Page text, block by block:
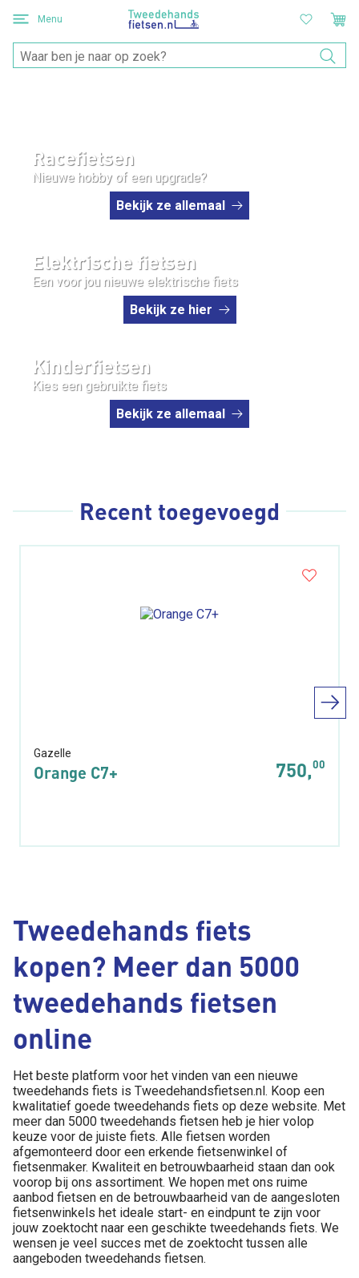
Menu
Racefietsen
Nieuwe hobby of een upgrade?
Bekijk ze allemaal
Elektrische fietsen
Een voor jou nieuwe elektrische fiets
Bekijk ze hier
Kinderfietsen
Kies een gebruikte fiets
Bekijk ze allemaal
Recent toegevoegd
Gazelle
Orange C7+ 750,00
Tweedehands fiets
kopen? Meer dan 5000
tweedehands fietsen
online
Het beste platform voor het vinden van een nieuwe
tweedehands fiets is Tweedehandsfietsen.nl. Koop een
kwalitatief goede tweedehands fiets op deze website. Met
meer dan 5000 tweedehands fietsen heb je hier volop
keuze voor de juiste fiets. Alle fietsen worden
afgemonteerd door een erkende fietsenwinkel of
fietsenmaker. Kwaliteit en betrouwbaarheid staan dan ook
voorop bij ons assortiment. We hopen met ons ruime
aanbod fietsen en de betrouwbaarheid van de aangesloten
fietsenwinkels het ideale start- en eindpunt te zijn voor
jouw zoektocht naar een geschikte tweedehands fiets. We
wensen je veel succes met de zoektocht tussen alle
aangeboden tweedehands fietsen.